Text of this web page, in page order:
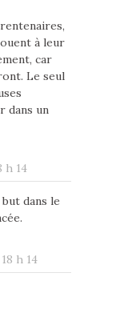
à leur
car
Le seul
dans un
h 14
dans le
h 14